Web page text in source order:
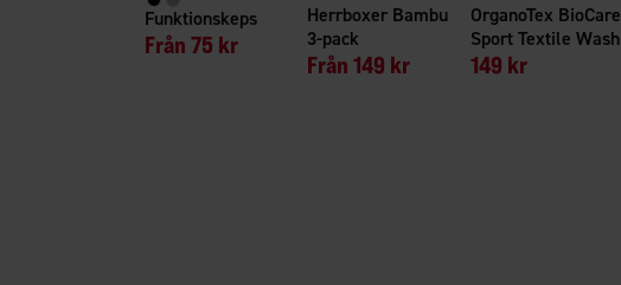
Funktionskeps
Från 75 kr
Herrboxer Bambu
3-pack
Från149 kr
OrganoTex BioCare
Sport Textile Wash
149 kr